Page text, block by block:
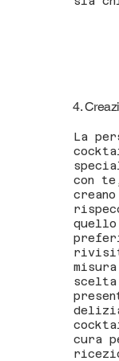
4.
La
con
quello
cura